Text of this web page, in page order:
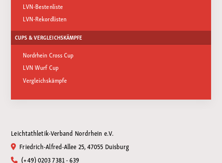
LVN-Bestenliste
LVN-Rekordlisten
CUPS & VERGLEICHSKÄMPFE
Nordrhein Cross Cup
LVN Wurf Cup
Vergleichskämpfe
Leichtathletik-Verband Nordrhein e.V.
Friedrich-Alfred-Allee 25, 47055 Duisburg
(+49) 0203 7381 - 639